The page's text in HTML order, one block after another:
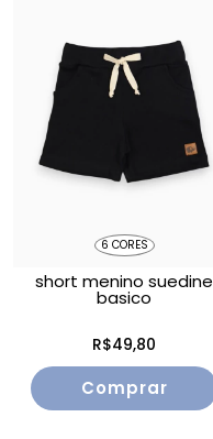
6 CORES
short menino suedine
basico
R$49,80
Comprar